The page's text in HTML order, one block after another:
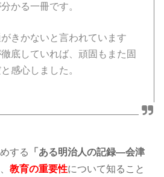
かる一冊です。
きかないと言われています
底していれば、頑固もまた固
感心しました。
する
「ある明治人の記録―会津
教育の重要性について知ること